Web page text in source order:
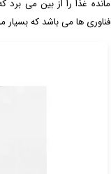
فناوری ها می باشد که بسیار